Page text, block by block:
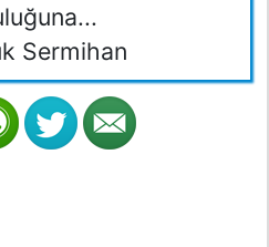
Sermihan